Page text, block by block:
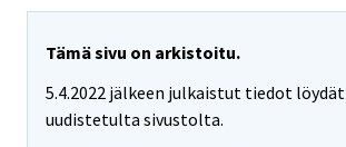
Tämä sivu on arkistoitu.
5.4.2022 jälkeen julkaistut tiedot löydät
uudistetulta sivustolta.